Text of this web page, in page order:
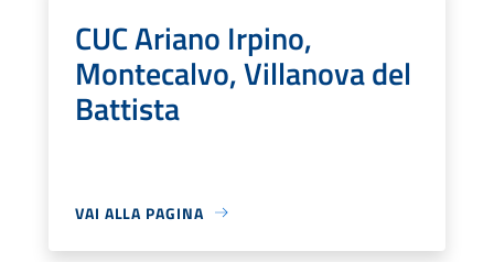
CUC Ariano Irpino,
Montecalvo, Villanova del
Battista
VAI ALLA PAGINA